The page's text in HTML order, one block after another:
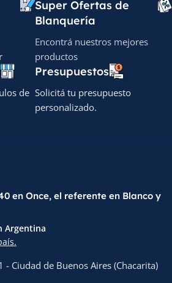
Super Ofertas de
Blanquería
Encontrá nuestros mejores
productos
de
Presupuestos
Solicitá tu presupuesto
personalizado.
en Once, el referente en Blanco y
Argentina
Ciudad de Buenos Aires (Chacarita)